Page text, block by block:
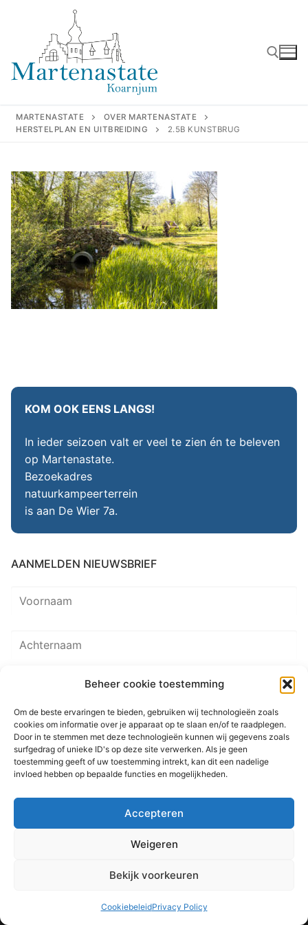
Beheer cookie toestemming
Om de beste ervaringen te bieden, gebruiken wij technologieën zoals
cookies om informatie over je apparaat op te slaan en/of te raadplegen.
Door in te stemmen met deze technologieën kunnen wij gegevens zoals
surfgedrag of unieke ID's op deze site verwerken. Als je geen
toestemming geeft of uw toestemming intrekt, kan dit een nadelige
invloed hebben op bepaalde functies en mogelijkheden.
Accepteren
Weigeren
Bekijk voorkeuren
CookiebeleidPrivacy Policy
inhoud
Zoeken naar:
MARTENASTATE
OVER MARTENASTATE
HERSTELPLAN EN UITBREIDING
2.5B KUNSTBRUG
KOM OOK EENS LANGS!
In ieder seizoen valt er veel te zien én te beleven
op Martenastate.
Bezoekadres
natuurkampeerterrein
is aan De Wier 7a.
AANMELDEN NIEUWSBRIEF
Home
Contact
Sitemap
Nov@base